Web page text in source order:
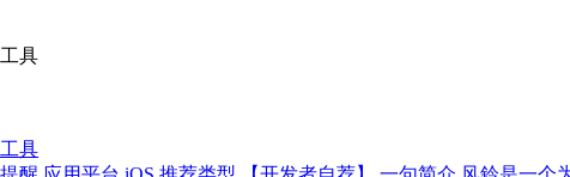
具
具